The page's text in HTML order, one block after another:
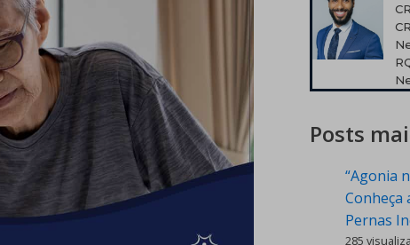
Posts
“Agonia
Conheça
Pernas
285